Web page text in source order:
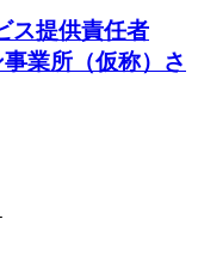
ス提供責任者
業所（仮称）さ